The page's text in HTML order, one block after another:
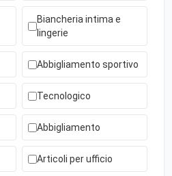
Biancheria intima e
lingerie
Abbigliamento sportivo
Tecnologico
Abbigliamento
Articoli per ufficio